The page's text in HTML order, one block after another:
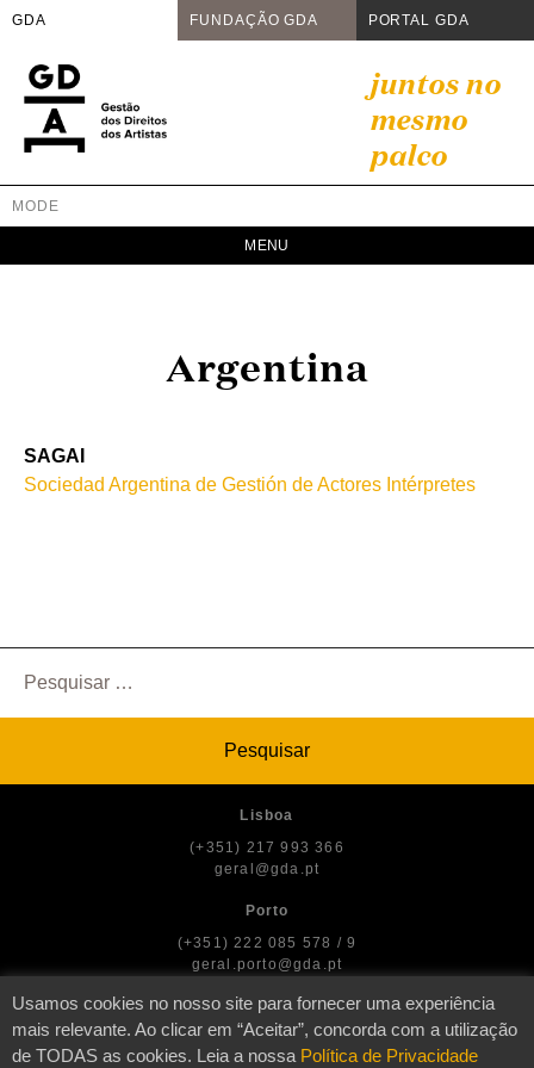
GDA FUNDAÇÃO GDA PORTAL GDA
content
juntos no
mesmo
palco
GDA
Juntos no mesmo palco
MODE
Argentina
SAGAI
Sociedad Argentina de Gestión de Actores Intérpretes
por:
Lisboa
(+351) 217 993 366
geral@gda.pt
Porto
(+351) 222 085 578 / 9
geral.porto@gda.pt
Usamos cookies no nosso site para fornecer uma experiência
mais relevante. Ao clicar em “Aceitar”, concorda com a utilização
de TODAS as cookies. Leia a nossa Política de Privacidade